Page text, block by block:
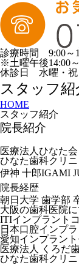
診療時間 9:00～
※土曜午後14:00
休診日 水曜・祝
スタッフ紹
HOME
スタッフ紹介
院長紹介
医療法人ひなた会
ひなた歯科クリ
伊神 十郎IGAMI
院長経歴
朝日大学 歯学部
大阪の歯科医院
ITIインプラント
日本口腔インプ
愛知インプラン
医療法人 くろだ
ひなた歯科クリ